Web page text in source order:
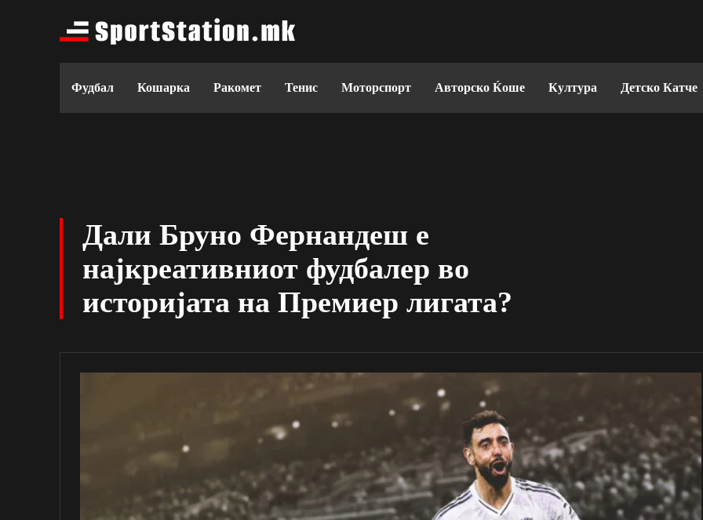
Фудбал Кошарка Ракомет Тенис Моторспорт Авторско Ќоше Култура Детско Катче
Дали Бруно Фернандеш е
најкреативниот фудбалер во
историјата на Премиер лигата?